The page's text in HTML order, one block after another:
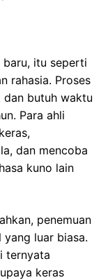
baru, itu seperti
rahasia. Proses
dan butuh waktu
Para ahli
dan mencoba
kuno lain
penemuan
luar biasa.
ternyata
keras